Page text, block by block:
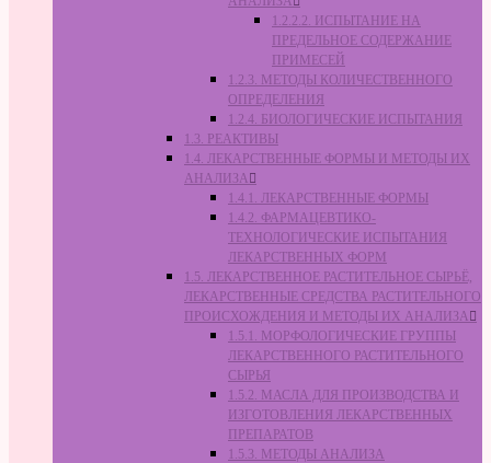
1.2.2.2. ИСПЫТАНИЕ НА
ПРЕДЕЛЬНОЕ СОДЕРЖАНИЕ
ПРИМЕСЕЙ
1.2.3. МЕТОДЫ КОЛИЧЕСТВЕННОГО
ОПРЕДЕЛЕНИЯ
1.2.4. БИОЛОГИЧЕСКИЕ ИСПЫТАНИЯ
1.3. РЕАКТИВЫ
1.4. ЛЕКАРСТВЕННЫЕ ФОРМЫ И МЕТОДЫ ИХ
АНАЛИЗА
1.4.1. ЛЕКАРСТВЕННЫЕ ФОРМЫ
1.4.2. ФАРМАЦЕВТИКО-
ТЕХНОЛОГИЧЕСКИЕ ИСПЫТАНИЯ
ЛЕКАРСТВЕННЫХ ФОРМ
1.5. ЛЕКАРСТВЕННОЕ РАСТИТЕЛЬНОЕ СЫРЬЁ,
ЛЕКАРСТВЕННЫЕ СРЕДСТВА РАСТИТЕЛЬНОГО
ПРОИСХОЖДЕНИЯ И МЕТОДЫ ИХ АНАЛИЗА
1.5.1. МОРФОЛОГИЧЕСКИЕ ГРУППЫ
ЛЕКАРСТВЕННОГО РАСТИТЕЛЬНОГО
СЫРЬЯ
1.5.2. МАСЛА ДЛЯ ПРОИЗВОДСТВА И
ИЗГОТОВЛЕНИЯ ЛЕКАРСТВЕННЫХ
ПРЕПАРАТОВ
1.5.3. МЕТОДЫ АНАЛИЗА